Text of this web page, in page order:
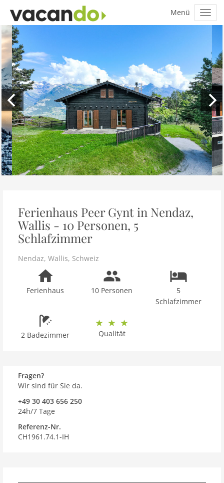
Ferienhaus Peer Gynt in Nendaz,
Wallis - 10 Personen, 5
Schlafzimmer
Nendaz, Wallis, Schweiz
Ferienhaus 10 Personen
5
Schlafzimmer
2 Badezimmer Qualität
Fragen?
Wir sind für Sie da.
+49 30 403 656 250
24h/7 Tage
Referenz-Nr.
CH1961.74.1-IH